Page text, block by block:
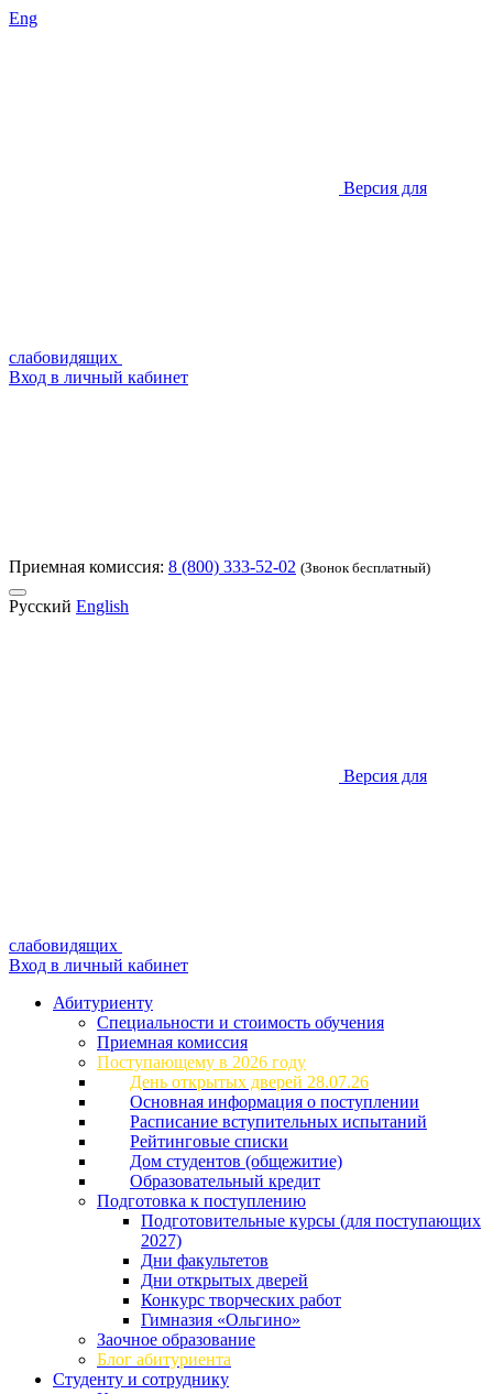
Eng
Версия для
слабовидящих
Вход в личный кабинет
Приемная комиссия: 8 (800) 333-52-02 (Звонок бесплатный)
Русский English
Версия для
слабовидящих
Вход в личный кабинет
Абитуриенту
Специальности и стоимость обучения
Приемная комиссия
Поступающему в 2026 году
День открытых дверей 28.07.26
Основная информация о поступлении
Расписание вступительных испытаний
Рейтинговые списки
Дом студентов (общежитие)
Образовательный кредит
Подготовка к поступлению
Подготовительные курсы (для поступающих
2027)
Дни факультетов
Дни открытых дверей
Конкурс творческих работ
Гимназия «Ольгино»
Заочное образование
Блог абитуриента
Студенту и сотруднику